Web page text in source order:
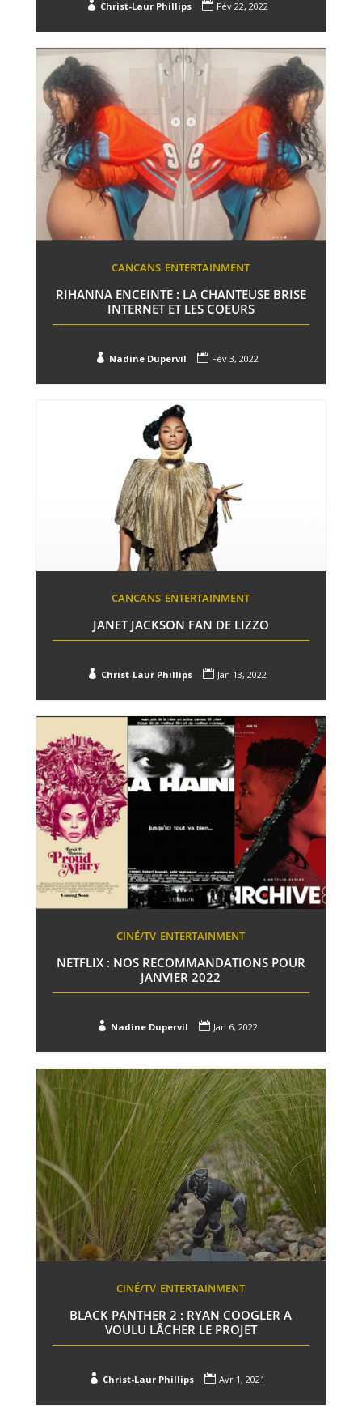
 Christ-Laur Phillips  Fév 22, 2022
CANCANS ENTERTAINMENT
RIHANNA ENCEINTE : LA CHANTEUSE BRISE
INTERNET ET LES COEURS
 Nadine Dupervil  Fév 3, 2022
CANCANS ENTERTAINMENT
JANET JACKSON FAN DE LIZZO
 Christ-Laur Phillips  Jan 13, 2022
CINÉ/TV ENTERTAINMENT
NETFLIX : NOS RECOMMANDATIONS POUR
JANVIER 2022
 Nadine Dupervil  Jan 6, 2022
CINÉ/TV ENTERTAINMENT
BLACK PANTHER 2 : RYAN COOGLER A
VOULU LÂCHER LE PROJET
 Christ-Laur Phillips  Avr 1, 2021